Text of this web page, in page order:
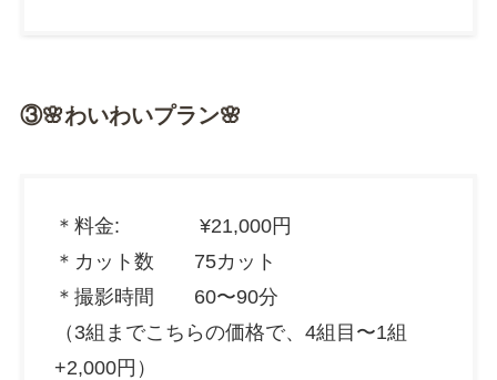
③🌸わいわいプラン🌸
＊料金: ¥21,000円
＊カット数 75カット
＊撮影時間 60〜90分
（3組までこちらの価格で、4組目〜1組
+2,000円）